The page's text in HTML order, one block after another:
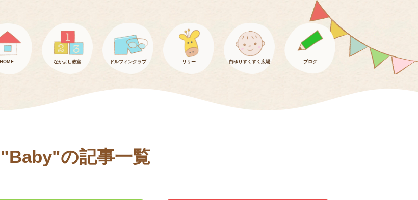
HOME なかよし教室 ドルフィンクラブ リリー 白ゆりすくすく広場 ブログ
"Baby"の記事一覧